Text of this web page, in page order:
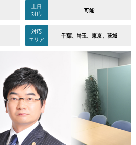
土日
対応
可能
対応
エリア
千葉、埼玉、東京、茨城